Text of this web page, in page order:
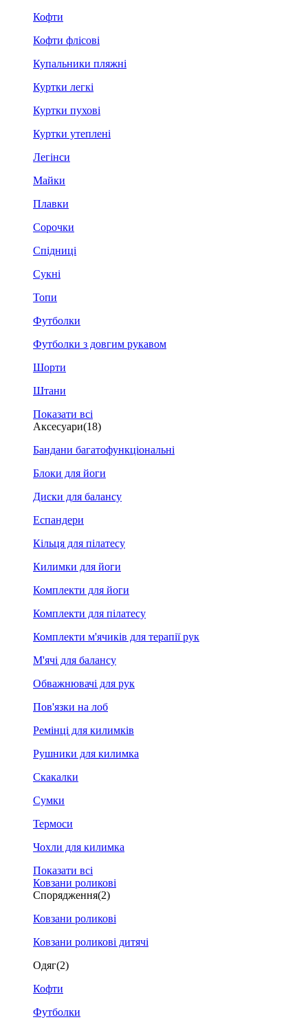
Кофти
Кофти флісові
Купальники пляжні
Куртки легкі
Куртки пухові
Куртки утеплені
Легінси
Майки
Плавки
Сорочки
Спідниці
Сукні
Топи
Футболки
Футболки з довгим рукавом
Шорти
Штани
Показати всі
Аксесуари(18)
Бандани багатофункціональні
Блоки для йоги
Диски для балансу
Еспандери
Кільця для пілатесу
Килимки для йоги
Комплекти для йоги
Комплекти для пілатесу
Комплекти м'ячиків для терапії рук
М'ячі для балансу
Обважнювачі для рук
Пов'язки на лоб
Ремінці для килимків
Рушники для килимка
Скакалки
Сумки
Термоси
Чохли для килимка
Показати всі
Ковзани роликові
Спорядження(2)
Ковзани роликові
Ковзани роликові дитячі
Одяг(2)
Кофти
Футболки